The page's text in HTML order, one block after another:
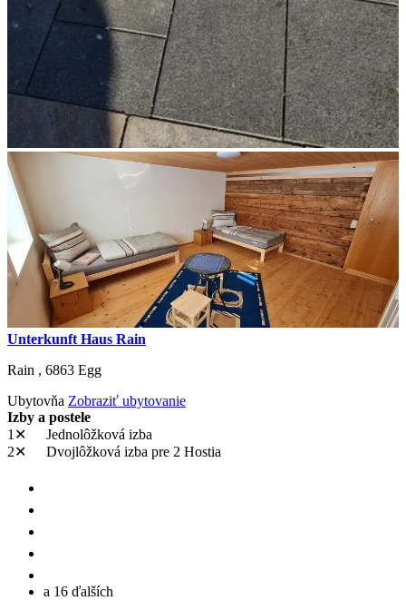
Unterkunft Haus Rain
Rain , 6863 Egg
Ubytovňa Zobraziť ubytovanie
Izby a postele
1✕
Jednolôžková izba
2✕
Dvojlôžková izba pre 2 Hostia
a 16 ďalších